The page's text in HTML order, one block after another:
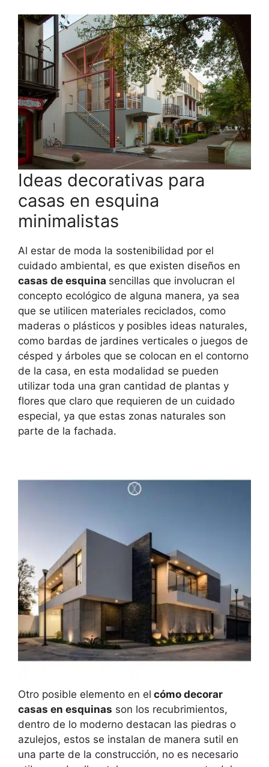
Ideas decorativas para
casas en esquina
minimalistas
Al estar de moda la sostenibilidad por el
cuidado ambiental, es que existen diseños en
casas de esquina sencillas que involucran el
concepto ecológico de alguna manera, ya sea
que se utilicen materiales reciclados, como
maderas o plásticos y posibles ideas naturales,
como bardas de jardines verticales o juegos de
césped y árboles que se colocan en el contorno
de la casa, en esta modalidad se pueden
utilizar toda una gran cantidad de plantas y
flores que claro que requieren de un cuidado
especial, ya que estas zonas naturales son
parte de la fachada.
Otro posible elemento en el cómo decorar
casas en esquinas son los recubrimientos,
dentro de lo moderno destacan las piedras o
azulejos, estos se instalan de manera sutil en
una parte de la construcción, no es necesario